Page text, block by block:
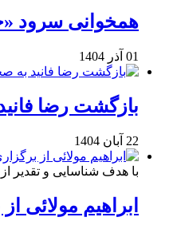
همخوانی سرود «خورشید
01 آذر 1404
بازگشت رضا
22 آبان 1404
با هدف شناسایی و تقدیر
ابراهیم مولائی